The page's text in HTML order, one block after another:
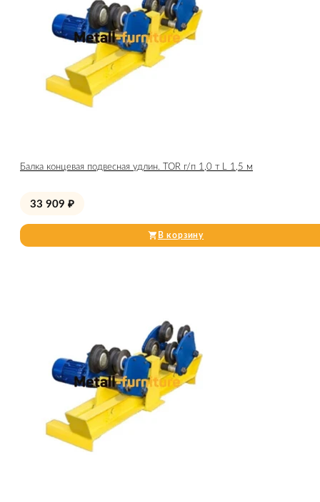
Балка концевая подвесная удлин. TOR г/п 1,0 т L 1,5 м
33 909 ₽
В корзину